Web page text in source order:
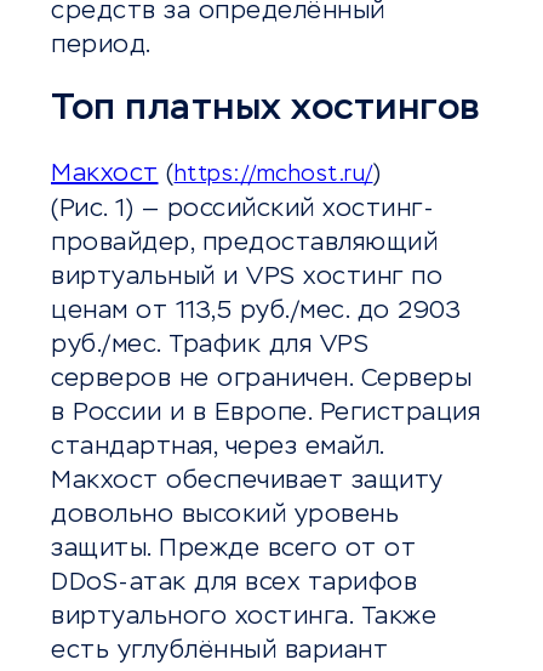
средств за определённый
период.
Топ платных хостингов
Макхост ( https://mchost.ru/)
(Рис. 1) — российский хостинг-
провайдер, предоставляющий
виртуальный и VPS хостинг по
ценам от 113,5 руб./мес. до 2903
руб./мес. Трафик для VPS
серверов не ограничен. Серверы
в России и в Европе. Регистрация
стандартная, через емайл.
Макхост обеспечивает защиту
довольно высокий уровень
защиты. Прежде всего от от
DDoS-атак для всех тарифов
виртуального хостинга. Также
есть углублённый вариант